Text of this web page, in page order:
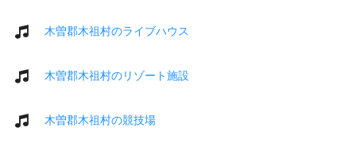
木曽郡木祖村のライブハウス
木曽郡木祖村のリゾート施設
木曽郡木祖村の競技場